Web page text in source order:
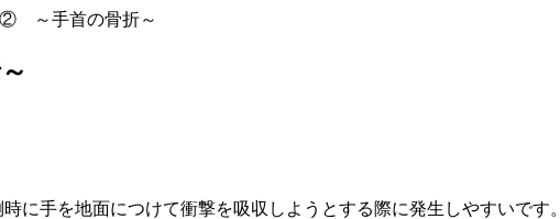
② ～手首の骨折～
に手を地面につけて衝撃を吸収しようとする際に発生しやすいです。